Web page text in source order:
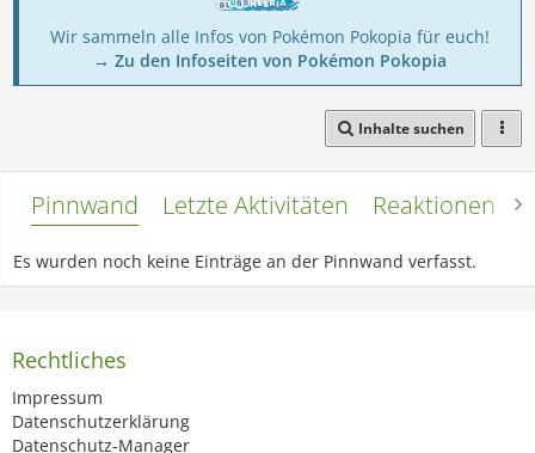
Wir sammeln alle Infos von Pokémon Pokopia für euch!
→ Zu den Infoseiten von Pokémon Pokopia
Inhalte suchen
Pinnwand Letzte Aktivitäten Reaktionen
Es wurden noch keine Einträge an der Pinnwand verfasst.
Rechtliches
Impressum
Datenschutzerklärung
Datenschutz-Manager